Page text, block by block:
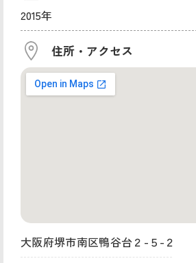
2015年
住所・アクセス
大阪府堺市南区鴨谷台２-５-２